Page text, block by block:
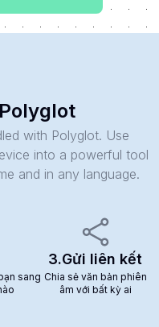
with Polyglot. Use
into a powerful tool
and in any language.
sang
3.Gửi liên kết
Chia sẻ văn bản phiên
âm với bất kỳ ai